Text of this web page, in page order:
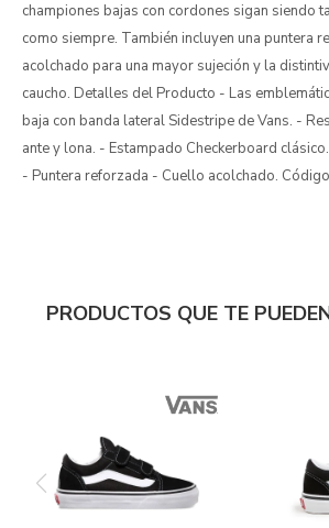
championes bajas con cordones sigan siendo
como siempre. También incluyen una puntera
acolchado para una mayor sujeción y la
caucho. Detalles del Producto - Las
baja con banda lateral Sidestripe de Vans. -
ante y lona. - Estampado Checkerboard
- Puntera reforzada - Cuello acolchado.
PRODUCTOS QUE TE